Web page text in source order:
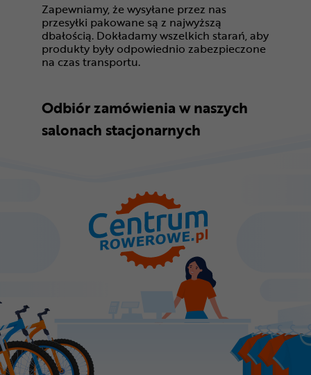
Zapewniamy, że wysyłane przez nas
przesyłki pakowane są z najwyższą
dbałością. Dokładamy wszelkich starań, aby
produkty były odpowiednio zabezpieczone
na czas transportu.
Odbiór zamówienia w naszych
salonach stacjonarnych